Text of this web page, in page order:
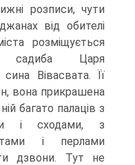
розписи, чути
від обителі
розміщується
садиба Царя
Вівасвата. Її
вона прикрашена
багато палаців з
і сходами, з
і перлами
дзвони. Тут не